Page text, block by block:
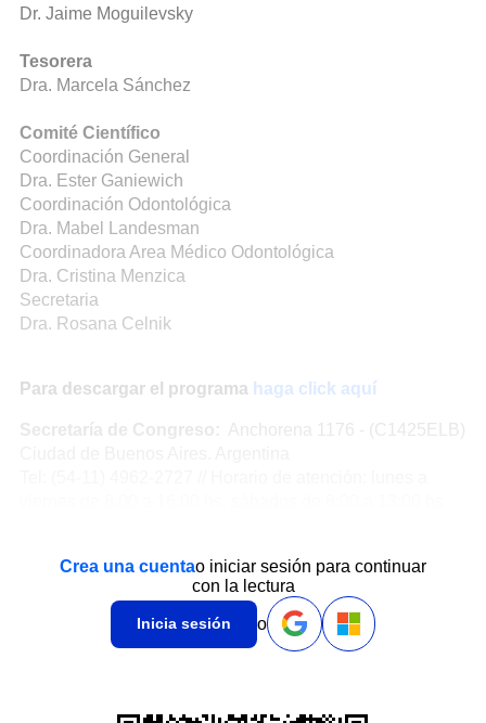
Dr. Jaime Moguilevsky
Tesorera
Dra. Marcela Sánchez
Comité Científico
Coordinación General
Dra. Ester Ganiewich
Coordinación Odontológica
Dra. Mabel Landesman
Coordinadora Area Médico Odontológica
Dra. Cristina Menzica
Secretaria
Dra. Rosana Celnik
Para descargar el programa haga click aquí
Secretaría de Congreso:
Anchorena 1176 - (C1425ELB)
Crea una cuentao iniciar sesión para continuar
con la lectura
Inicia sesión o